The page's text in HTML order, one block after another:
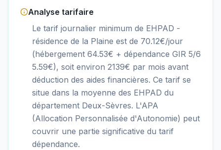
Analyse tarifaire
Le tarif journalier minimum de EHPAD -
résidence de la Plaine est de 70.12€/jour
(hébergement 64.53€ + dépendance GIR 5/6
5.59€), soit environ 2139€ par mois avant
déduction des aides financières. Ce tarif se
situe dans la moyenne des EHPAD du
département Deux-Sèvres. L'APA
(Allocation Personnalisée d'Autonomie) peut
couvrir une partie significative du tarif
dépendance.